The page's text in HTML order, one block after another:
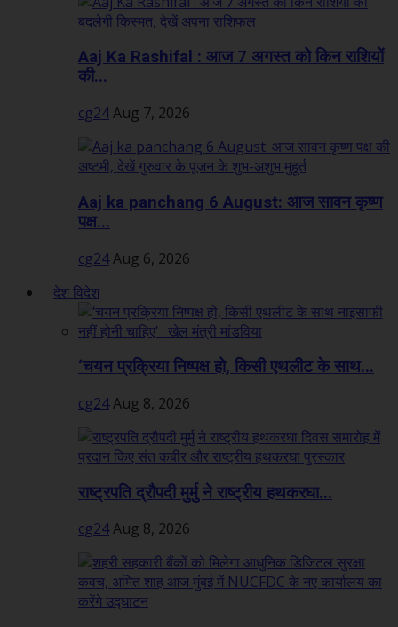
Aaj Ka Rashifal : आज 7 अगस्त को किन राशियों
की...
cg24Aug 7, 2026
Aaj ka panchang 6 August: आज सावन कृष्ण
पक्ष...
cg24Aug 6, 2026
देश विदेश
‘चयन प्रक्रिया निष्पक्ष हो, किसी एथलीट के साथ...
cg24Aug 8, 2026
राष्ट्रपति द्रौपदी मुर्मु ने राष्ट्रीय हथकरघा...
cg24Aug 8, 2026